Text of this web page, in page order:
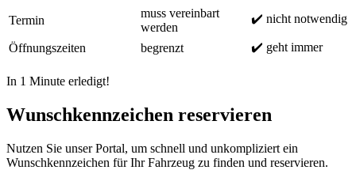
Termin
muss vereinbart
werden
✔️ nicht notwendig
Öffnungszeiten begrenzt ✔️ geht immer
In 1 Minute erledigt!
Wunschkennzeichen reservieren
Nutzen Sie unser Portal, um schnell und unkompliziert ein
Wunschkennzeichen für Ihr Fahrzeug zu finden und reservieren.